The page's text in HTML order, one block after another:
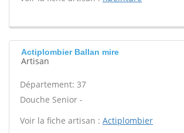
Actiplombier Ballan mire
Artisan
Département: 37
Douche Senior -
Voir la fiche artisan : Actiplombier